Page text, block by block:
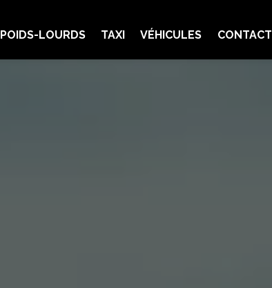
POIDS-LOURDS TAXI VÉHICULES CONTACT